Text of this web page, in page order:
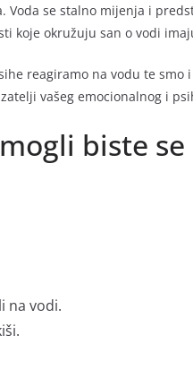
Voda se stalno mijenja i
koje okružuju san o vodi
reagiramo na vodu te smo
vašeg emocionalnog i
biste
na vodi.